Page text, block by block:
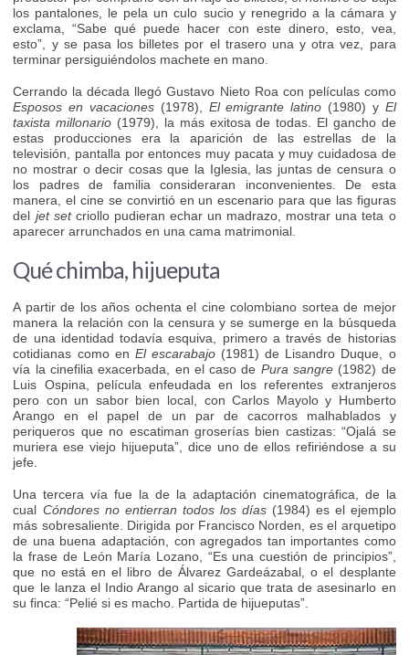
los pantalones, le pela un culo sucio y renegrido a la cámara y
exclama, “Sabe qué puede hacer con este dinero, esto, vea,
esto”, y se pasa los billetes por el trasero una y otra vez, para
terminar persiguiéndolos machete en mano.
Cerrando la década llegó Gustavo Nieto Roa con películas como
Esposos en vacaciones (1978), El emigrante latino (1980) y El
taxista millonario (1979), la más exitosa de todas. El gancho de
estas producciones era la aparición de las estrellas de la
televisión, pantalla por entonces muy pacata y muy cuidadosa de
no mostrar o decir cosas que la Iglesia, las juntas de censura o
los padres de familia consideraran inconvenientes. De esta
manera, el cine se convirtió en un escenario para que las figuras
del jet setcriollo pudieran echar un madrazo, mostrar una teta o
aparecer arrunchados en una cama matrimonial.
Qué chimba, hijueputa
A partir de los años ochenta el cine colombiano sortea de mejor
manera la relación con la censura y se sumerge en la búsqueda
de una identidad todavía esquiva, primero a través de historias
cotidianas como en El escarabajo(1981) de Lisandro Duque, o
vía la cinefilia exacerbada, en el caso de Pura sangre(1982) de
Luis Ospina, película enfeudada en los referentes extranjeros
pero con un sabor bien local, con Carlos Mayolo y Humberto
Arango en el papel de un par de cacorros malhablados y
periqueros que no escatiman groserías bien castizas: “Ojalá se
muriera ese viejo hijueputa”, dice uno de ellos refiriéndose a su
jefe.
Una tercera vía fue la de la adaptación cinematográfica, de la
cual Cóndores no entierran todos los días(1984) es el ejemplo
más sobresaliente. Dirigida por Francisco Norden, es el arquetipo
de una buena adaptación, con agregados tan importantes como
la frase de León María Lozano, “Es una cuestión de principios”,
que no está en el libro de Álvarez Gardeázabal, o el desplante
que le lanza el Indio Arango al sicario que trata de asesinarlo en
su finca: “Pelié si es macho. Partida de hijueputas”.